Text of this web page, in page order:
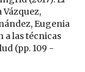
Eugenia
a las técnicas
(pp. 109 -